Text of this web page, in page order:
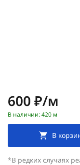
Цена:
600 ₽/м
В наличии: 420 м
В
*В редких случаях